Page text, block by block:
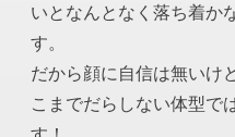
いとなんとなく落ち着か
す。
だから顔に自信は無いけ
こまでだらしない体型で